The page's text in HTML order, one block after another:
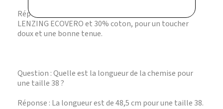
Réponse : La chemise est composée de 70% viscose
LENZING ECOVERO et 30% coton, pour un toucher
doux et une bonne tenue.
Question : Quelle est la longueur de la chemise pour
une taille 38 ?
Réponse : La longueur est de 48,5 cm pour une taille 38.